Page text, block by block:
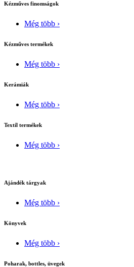
Kézműves finomságok
Még több ›
Kézműves termékek
Még több ›
Kerámiák
Még több ›
Textíl termékek
Még több ›
Ajándék tárgyak
Még több ›
Könyvek
Még több ›
Poharak, bottles, üvegek